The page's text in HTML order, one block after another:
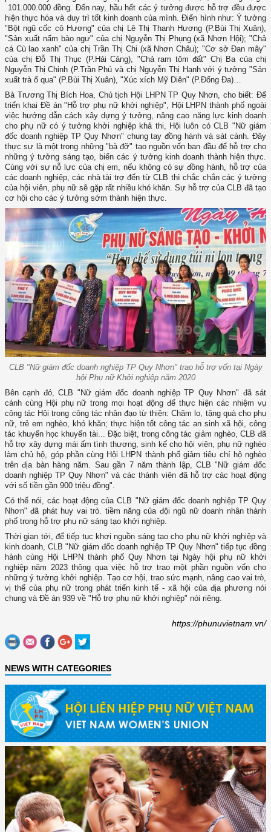
101.000.000 đồng. Đến nay, hầu hết các ý tưởng được hỗ trợ đều được
hiện thực hóa và duy trì tốt kinh doanh của mình. Điển hình như: Ý tưởng
"Bột ngũ cốc cô Hương" của chị Lê Thị Thanh Hương (P.Bùi Thị Xuân),
"Sản xuất nấm bào ngư" của chị Nguyễn Thị Phụng (xã Nhơn Hội); "Chả
cá Cù lao xanh" của chị Trần Thị Chi (xã Nhơn Châu); "Cơ sở Đan mây"
của chị Đỗ Thị Thục (P.Hải Cảng), "Chả ram tôm đất" Chị Ba của chị
Nguyễn Thị Chinh (P.Trần Phú và chị Nguyễn Thị Hạnh với ý tưởng "Sản
xuất trà ổ qua" (P.Bùi Thị Xuân), "Xúc xích Mỹ Diên" (P.Đống Đa)…
Bà Trương Thị Bích Hoa, Chủ tịch Hội LHPN TP Quy Nhơn, cho biết: Để
triển khai Đề án "Hỗ trợ phụ nữ khởi nghiệp", Hội LHPN thành phố ngoài
việc hướng dẫn cách xây dựng ý tưởng, nâng cao năng lực kinh doanh
cho phụ nữ có ý tưởng khởi nghiệp khả thi, Hội luôn có CLB "Nữ giám
đốc doanh nghiệp TP Quy Nhơn" chung tay đồng hành và sát cánh. Đây
thực sự là một trong những "bà đỡ" tạo nguồn vốn ban đầu để hỗ trợ cho
những ý tưởng sáng tạo, biến các ý tưởng kinh doanh thành hiện thực.
Cùng với sự nỗ lực của chị em, nếu không có sự đồng hành, hỗ trợ của
các doanh nghiệp, các nhà tài trợ đến từ CLB thì chắc chắn các ý tưởng
của hội viên, phụ nữ sẽ gặp rất nhiều khó khăn. Sự hỗ trợ của CLB đã tạo
cơ hội cho các ý tưởng sớm thành hiện thực.
CLB "Nữ giám đốc doanh nghiệp TP Quy Nhơn" trao hỗ trợ vốn tại Ngày
hội Phụ nữ Khởi nghiệp năm 2020
Bên cạnh đó, CLB "Nữ giám đốc doanh nghiệp TP Quy Nhơn" đã sát
cánh cùng Hội phụ nữ trong mọi hoạt động để thực hiện các nhiệm vụ
công tác Hội trong công tác nhân đạo từ thiện: Chăm lo, tặng quà cho phụ
nữ, trẻ em nghèo, khó khăn; thực hiện tốt công tác an sinh xã hội, công
tác khuyến học khuyến tài... Đặc biệt, trong công tác giảm nghèo, CLB đã
hỗ trợ xây dựng mái ấm tình thương, sinh kế cho hội viên, phụ nữ nghèo
làm chủ hộ, góp phần cùng Hội LHPN thành phố giảm tiêu chí hộ nghèo
trên địa bàn hàng năm. Sau gần 7 năm thành lập, CLB "Nữ giám đốc
doanh nghiệp TP Quy Nhơn" và các thành viên đã hỗ trợ các hoạt động
với số tiền gần 900 triệu đồng".
Có thể nói, các hoạt động của CLB "Nữ giám đốc doanh nghiệp TP Quy
Nhơn" đã phát huy vai trò. tiềm năng của đội ngũ nữ doanh nhân thành
phố trong hỗ trợ phụ nữ sáng tạo khởi nghiệp.
Thời gian tới, để tiếp tục khơi nguồn sáng tạo cho phụ nữ khởi nghiệp và
kinh doanh, CLB "Nữ giám đốc doanh nghiệp TP Quy Nhơn" tiếp tục đồng
hành cùng Hội LHPN thành phố Quy Nhơn tại Ngày hội phụ nữ khởi
nghiệp năm 2023 thông qua việc hỗ trợ trao một phần nguồn vốn cho
những ý tưởng khởi nghiệp. Tạo cơ hội, trao sức mạnh, nâng cao vai trò,
vị thế của phụ nữ trong phát triển kinh tế - xã hội của địa phương nói
chung và Đề án 939 về "Hỗ trợ phụ nữ khởi nghiệp" nói riêng.
https://phunuvietnam.vn/
NEWS WITH CATEGORIES